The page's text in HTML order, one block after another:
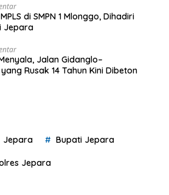
di SMPN 1 Mlonggo, Dihadiri
Jepara
Jalan Gidanglo–
Rusak 14 Tahun Kini Dibeton
Jepara Bupati Jepara
Jepara